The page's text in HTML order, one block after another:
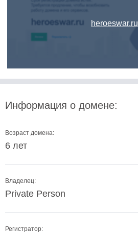
heroeswar.ru
Информация о домене:
Возраст домена:
6 лет
Владелец:
Private Person
Регистратор: